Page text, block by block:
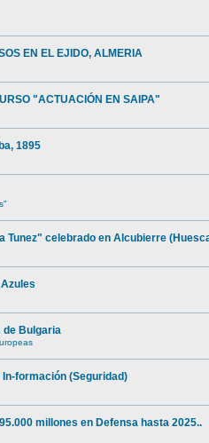
EN EL EJIDO, ALMERIA
"ACTUACIÓN EN SAIPA"
1895
Tunez" celebrado en Alcubierre
de Bulgaria
formación (Seguridad)
millones en Defensa hasta 2025..